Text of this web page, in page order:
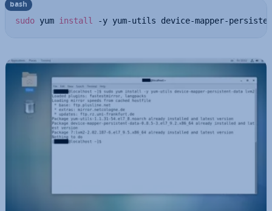
sudo yum install -y yum-utils device-mapper-
bash